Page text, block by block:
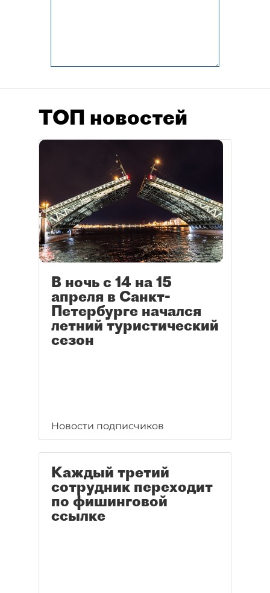
ТОП новостей
В ночь с 14 на 15
апреля в Санкт-
Петербурге начался
летний туристический
сезон
Новости подписчиков
Каждый третий
сотрудник переходит
по фишинговой
ссылке